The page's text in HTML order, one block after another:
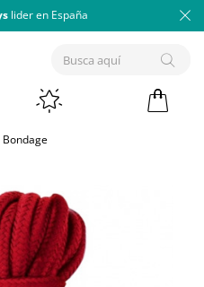
lider en España